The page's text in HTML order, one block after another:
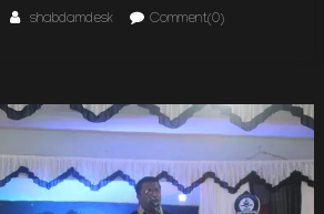
Author
shabdamdesk Comment(0)